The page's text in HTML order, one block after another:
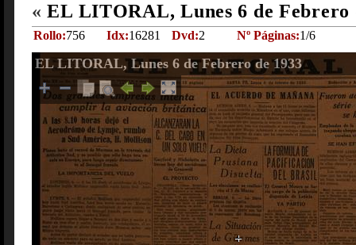
« EL LITORAL, Lunes 6 de Febrero
Rollo:756 Idx:16281 Dvd:2 Nº Páginas:1/6
EL LITORAL, Lunes 6 de Febrero de 1933